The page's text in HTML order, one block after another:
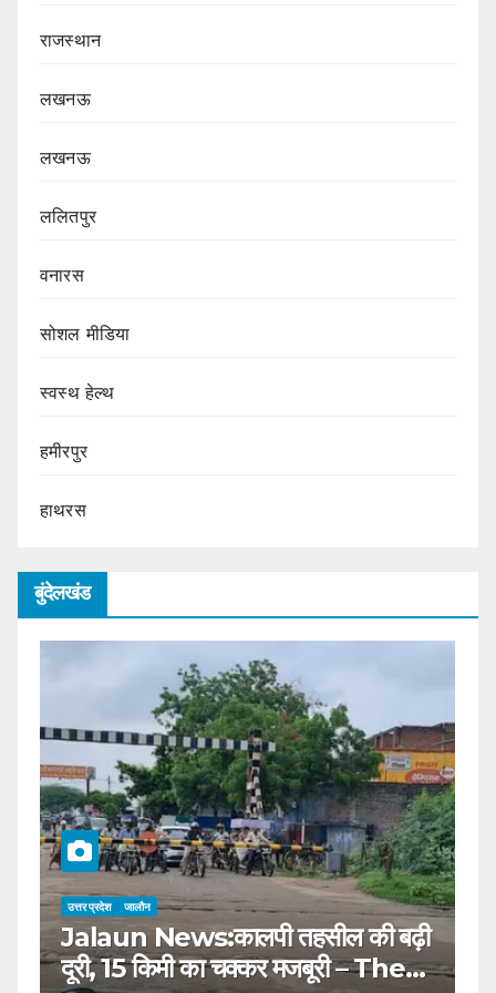
राजस्थान
लखनऊ
लखनऊ
ललितपुर
वनारस
सोशल मीडिया
स्वस्थ हेल्थ
हमीरपुर
हाथरस
बुंदेलखंड
उत्तर प्रदेश जालौन
Jalaun News:कालपी तहसील की बढ़ी
दूरी, 15 किमी का चक्कर मजबूरी – The